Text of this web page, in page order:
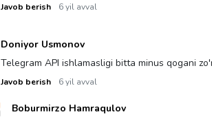
Javob berish 6 yil avval
Doniyor Usmonov
Telegram API ishlamasligi bitta minus qogani
Javob berish 6 yil avval
Boburmirzo Hamraqulov